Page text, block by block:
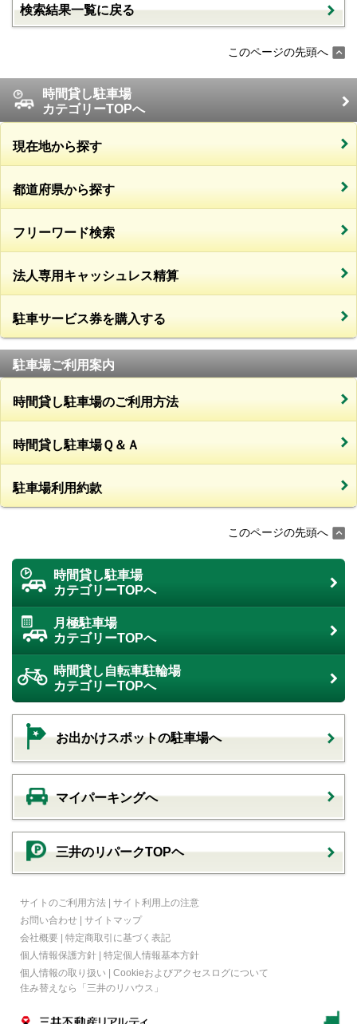
検索結果一覧に戻る
このページの先頭へ
時間貸し駐車場
カテゴリーTOPへ
現在地から探す
都道府県から探す
フリーワード検索
法人専用キャッシュレス精算
駐車サービス券を購入する
駐車場ご利用案内
時間貸し駐車場のご利用方法
時間貸し駐車場Ｑ＆Ａ
駐車場利用約款
このページの先頭へ
時間貸し駐車場
カテゴリーTOPへ
月極駐車場
カテゴリーTOPへ
時間貸し自転車駐輪場
カテゴリーTOPへ
お出かけスポットの駐車場へ
マイパーキングへ
三井のリパークTOPヘ
サイトのご利用方法 | サイト利用上の注意
お問い合わせ | サイトマップ
会社概要 | 特定商取引に基づく表記
個人情報保護方針 | 特定個人情報基本方針
個人情報の取り扱い | Cookieおよびアクセスログについて
住み替えなら
「三井のリハウス」